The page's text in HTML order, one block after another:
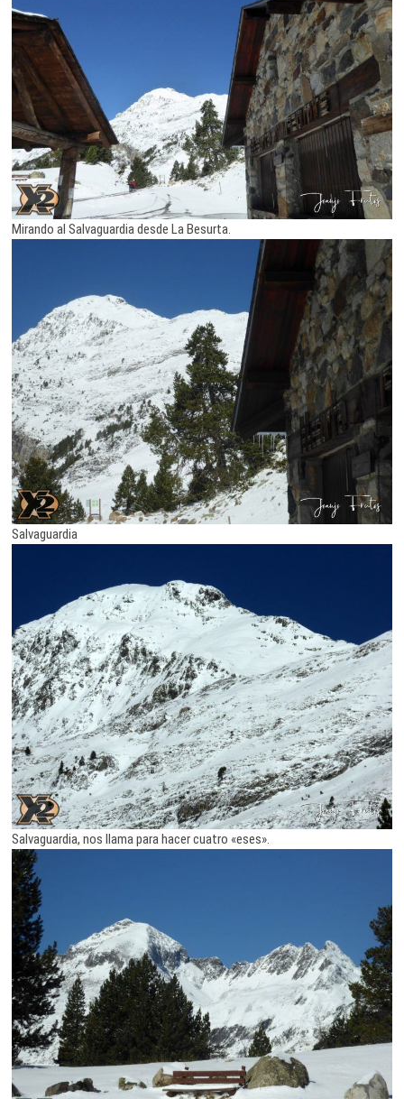
Mirando al Salvaguardia desde La Besurta.
Salvaguardia
Salvaguardia, nos llama para hacer cuatro «eses».